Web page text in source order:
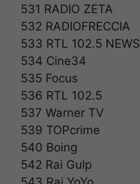
531 RADIO ZETA
532 RADIOFRECCIA
533 RTL 102.5 NEWS
534 Cine34
535 Focus
536 RTL 102.5
537 Warner TV
539 TOPcrime
540 Boing
542 Rai Gulp